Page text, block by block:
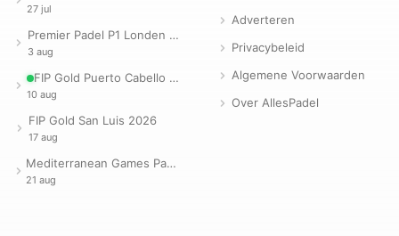
27 jul
Premier Padel P1 Londen 2026
3 aug
FIP Gold Puerto Cabello 2026
10 aug
FIP Gold San Luis 2026
17 aug
Mediterranean Games Padel 2026
21 aug
Adverteren
Privacybeleid
Algemene Voorwaarden
Over AllesPadel